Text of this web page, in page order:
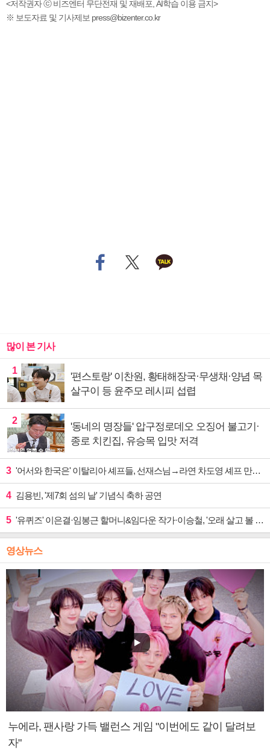
<저작권자 ⓒ 비즈엔터 무단전재 및 재배포, AI학습 이용 금지>
※ 보도자료 및 기사제보 press@bizenter.co.kr
많이 본 기사
1
'편스토랑' 이찬원, 황태해장국·무생채·양념 목
살구이 등 윤주모 레시피 섭렵
2
'동네의 명장들' 압구정로데오 오징어 불고기·
종로 치킨집, 유승목 입맛 저격
3 '어서와 한국은' 이탈리아 셰프들, 선재스님→라연 차도영 셰프 만난다
4 김용빈, '제7회 섬의 날' 기념식 축하 공연
5 '유퀴즈' 이은결·임봉근 할머니&임다운 작가·이승철, '오래 살고 볼 일' 특집 출격
영상뉴스
누에라, 팬사랑 가득 밸런스 게임 "이번에도 같이 달려보
자"